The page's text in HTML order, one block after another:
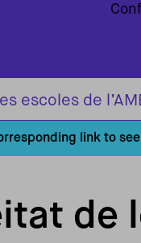
escoles de
link to
de